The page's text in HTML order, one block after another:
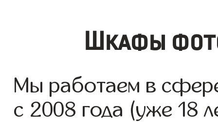
Шкафы
Мы работаем в
с 2008 года (уже 18